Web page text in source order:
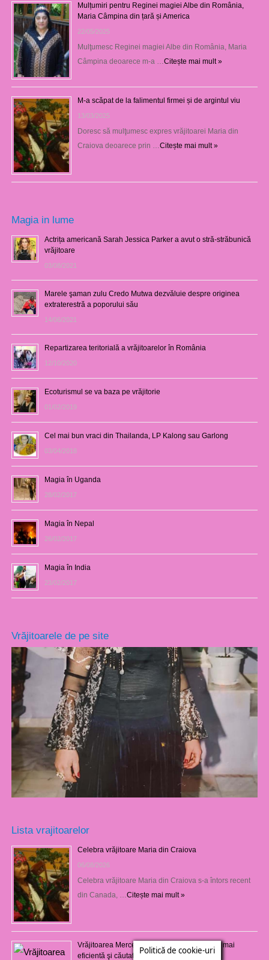
Mulțumiri pentru Reginei magiei Albe din România,
Maria Câmpina din țară și America
22/05/2025
Mulţumesc Reginei magiei Albe din România, Maria
Câmpina deoarece m-a … Citește mai mult »
M-a scăpat de la falimentul firmei și de argintul viu
13/03/2025
Doresc să mulţumesc expres vrăjitoarei Maria din
Craiova deoarece prin … Citește mai mult »
Magia in lume
Actrița americană Sarah Jessica Parker a avut o stră-străbunică
vrăjitoare
03/08/2021
Marele şaman zulu Credo Mutwa dezvăluie despre originea
extraterestră a poporului său
14/06/2021
Repartizarea teritorială a vrăjitoarelor în România
12/10/2020
Ecoturismul se va baza pe vrăjitorie
01/02/2019
Cel mai bun vraci din Thailanda, LP Kalong sau Garlong
03/04/2018
Magia în Uganda
28/02/2017
Magia în Nepal
26/02/2017
Magia în India
23/02/2017
Vrăjitoarele de pe site
Lista vrajitoarelor
Celebra vrăjitoare Maria din Craiova
06/08/2026
Celebra vrăjitoare Maria din Craiova s-a întors recent
din Canada, … Citește mai mult »
Vrăjitoarea Mercedeza din Craiova este cea mai
eficientă şi căutată
Politică de cookie-uri